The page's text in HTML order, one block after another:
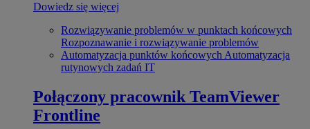
Dowiedz się więcej
Rozwiązywanie problemów w punktach końcowych
Rozpoznawanie i rozwiązywanie problemów
Automatyzacja punktów końcowych Automatyzacja
rutynowych zadań IT
Połączony pracownik TeamViewer
Frontline